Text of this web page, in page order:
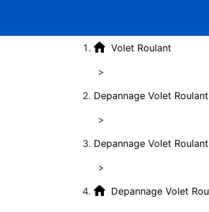
Volet Roulant
>
Depannage Volet Roulant
>
Depannage Volet
>
Depannage Volet